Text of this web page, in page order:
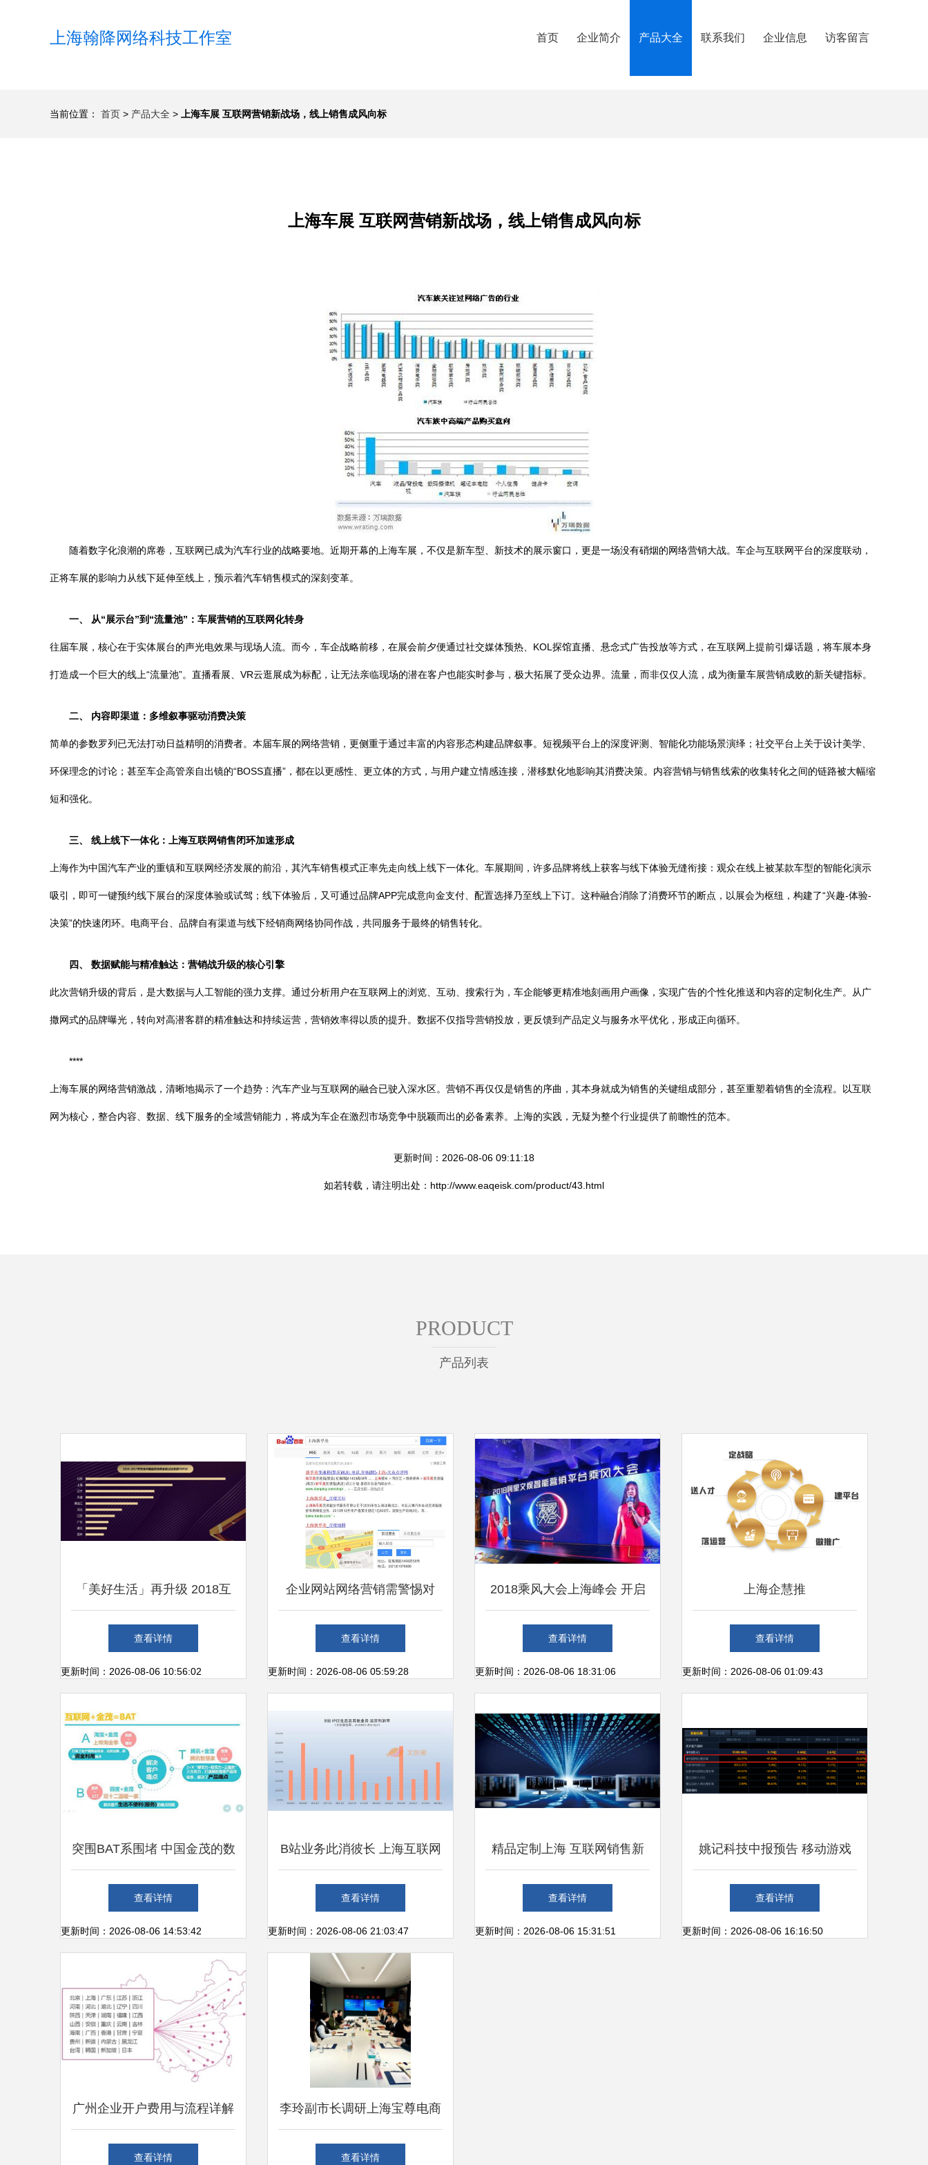
上海翰降网络科技工作室 首页 企业简介 产品大全 联系我们 企业信息 访客留言
当前位置： 首页 > 产品大全 > 上海车展 互联网营销新战场，线上销售成风向标
上海车展 互联网营销新战场，线上销售成风向标
随着数字化浪潮的席卷，互联网已成为汽车行业的战略要地。近期开幕的上海车展，不仅是新车型、新技术的展示窗口，更是一场没有硝烟的网络营销大战。车企与互联网平台的深度联动，
正将车展的影响力从线下延伸至线上，预示着汽车销售模式的深刻变革。
一、 从“展示台”到“流量池”：车展营销的互联网化转身
往届车展，核心在于实体展台的声光电效果与现场人流。而今，车企战略前移，在展会前夕便通过社交媒体预热、KOL探馆直播、悬念式广告投放等方式，在互联网上提前引爆话题，将车展本身
打造成一个巨大的线上“流量池”。直播看展、VR云逛展成为标配，让无法亲临现场的潜在客户也能实时参与，极大拓展了受众边界。流量，而非仅仅人流，成为衡量车展营销成败的新关键指标。
二、 内容即渠道：多维叙事驱动消费决策
简单的参数罗列已无法打动日益精明的消费者。本届车展的网络营销，更侧重于通过丰富的内容形态构建品牌叙事。短视频平台上的深度评测、智能化功能场景演绎；社交平台上关于设计美学、
环保理念的讨论；甚至车企高管亲自出镜的“BOSS直播”，都在以更感性、更立体的方式，与用户建立情感连接，潜移默化地影响其消费决策。内容营销与销售线索的收集转化之间的链路被大幅缩
短和强化。
三、 线上线下一体化：上海互联网销售闭环加速形成
上海作为中国汽车产业的重镇和互联网经济发展的前沿，其汽车销售模式正率先走向线上线下一体化。车展期间，许多品牌将线上获客与线下体验无缝衔接：观众在线上被某款车型的智能化演示
吸引，即可一键预约线下展台的深度体验或试驾；线下体验后，又可通过品牌APP完成意向金支付、配置选择乃至线上下订。这种融合消除了消费环节的断点，以展会为枢纽，构建了“兴趣-体验-
决策”的快速闭环。电商平台、品牌自有渠道与线下经销商网络协同作战，共同服务于最终的销售转化。
四、 数据赋能与精准触达：营销战升级的核心引擎
此次营销升级的背后，是大数据与人工智能的强力支撑。通过分析用户在互联网上的浏览、互动、搜索行为，车企能够更精准地刻画用户画像，实现广告的个性化推送和内容的定制化生产。从广
撒网式的品牌曝光，转向对高潜客群的精准触达和持续运营，营销效率得以质的提升。数据不仅指导营销投放，更反馈到产品定义与服务水平优化，形成正向循环。
****
上海车展的网络营销激战，清晰地揭示了一个趋势：汽车产业与互联网的融合已驶入深水区。营销不再仅仅是销售的序曲，其本身就成为销售的关键组成部分，甚至重塑着销售的全流程。以互联
网为核心，整合内容、数据、线下服务的全域营销能力，将成为车企在激烈市场竞争中脱颖而出的必备素养。上海的实践，无疑为整个行业提供了前瞻性的范本。
更新时间：2026-08-06 09:11:18
如若转载，请注明出处：http://www.eaqeisk.com/product/43.html
PRODUCT
产品列表
「美好生活」再升级 2018互
联网+中国品牌发展报告解读
上海互联网新势能
查看详情
更新时间：2026-08-06 10:56:02
企业网站网络营销需警惕对
手“网络黑手”攻击，上海添力
提醒注意安全防护
查看详情
更新时间：2026-08-06 05:59:28
2018乘风大会上海峰会 开启
中小企业移动营销新篇章
查看详情
更新时间：2026-08-06 18:31:06
上海企慧推
查看详情
更新时间：2026-08-06 01:09:43
突围BAT系围堵 中国金茂的数
字化营销三部曲，重构上海互
联网销售版图
查看详情
更新时间：2026-08-06 14:53:42
B站业务此消彼长 上海互联网
销售如何寻找确定性更强的未
来
查看详情
更新时间：2026-08-06 21:03:47
精品定制上海 互联网销售新
格局的探索与实践
查看详情
更新时间：2026-08-06 15:31:51
姚记科技中报预告 移动游戏
收入下滑致净利润大幅缩水，
互联网销售业务前景几何？
查看详情
更新时间：2026-08-06 16:16:50
广州企业开户费用与流程详解
及上海互联网销售业务关联指
查看详情
李玲副市长调研上海宝尊电商
聚焦互联网销售发展，共绘上
查看详情